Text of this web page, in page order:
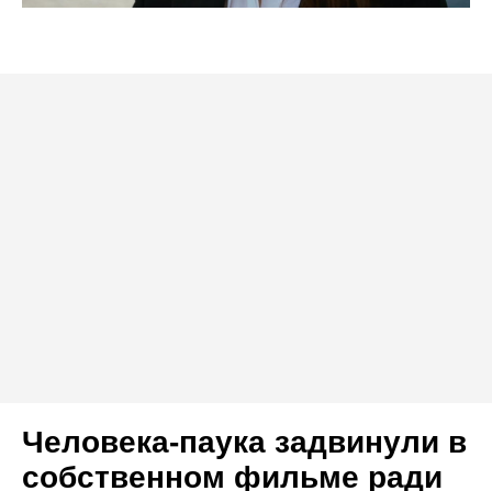
Человека-паука задвинули в
собственном фильме ради